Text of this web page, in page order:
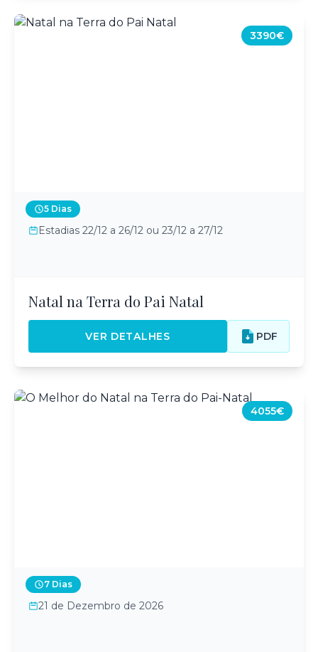
3390€
5 Dias
Estadias 22/12 a 26/12 ou 23/12 a 27/12
Natal na Terra do Pai Natal
VER DETALHES PDF
4055€
7 Dias
21 de Dezembro de 2026